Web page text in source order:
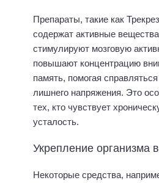
Препараты, такие как
содержат активные
стимулируют мозговую
повышают концентрацию
память, помогая
лишнего напряжения. Это
тех, кто чувствует
усталость.
Укрепление организма
Некоторые средства,